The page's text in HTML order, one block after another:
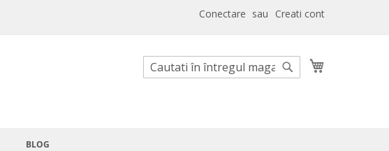
Conectare Creati cont
Cautare
BLOG